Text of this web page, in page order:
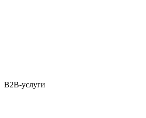
B2B-услуги